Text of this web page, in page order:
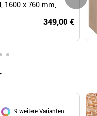
1600 x 760 mm,
349,00 €
9 weitere Varianten